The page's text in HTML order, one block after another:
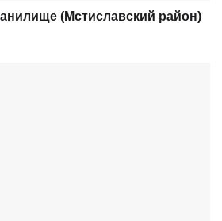
(Мстиславский район)